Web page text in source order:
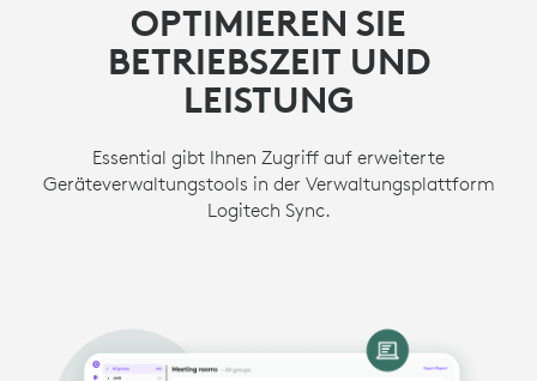
OPTIMIEREN SIE
BETRIEBSZEIT UND
LEISTUNG
Essential gibt Ihnen Zugriff auf erweiterte
Geräteverwaltungstools in der Verwaltungsplattform
Logitech Sync.